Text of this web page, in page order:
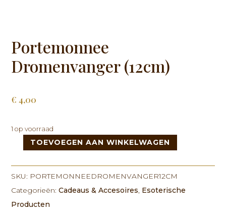
Portemonnee
Dromenvanger (12cm)
€ 4,00
1 op voorraad
Portemonnee
TOEVOEGEN AAN WINKELWAGEN
SKU: PORTEMONNEEDROMENVANGER12CM
Categorieën:Cadeaus & Accesoires, Esoterische
Producten